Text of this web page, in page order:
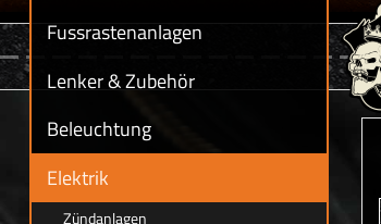
Fussrastenanlagen
Lenker & Zubehör
Beleuchtung
Elektrik
Zündanlagen